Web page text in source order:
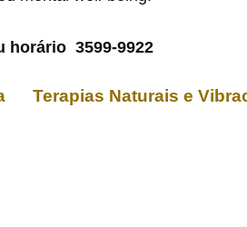
horário 3599-9922
Terapias Naturais e